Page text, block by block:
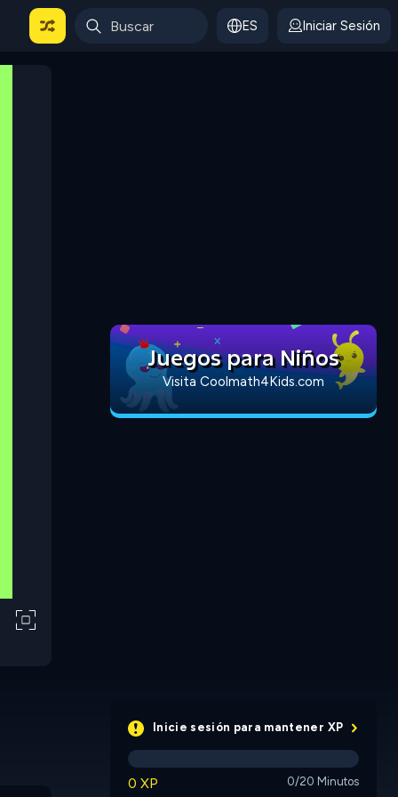
ES Iniciar Sesión
Juegos para Niños
Visita Coolmath4Kids.com
Inicie sesión para mantener XP
0 XP 0/20 Minutos